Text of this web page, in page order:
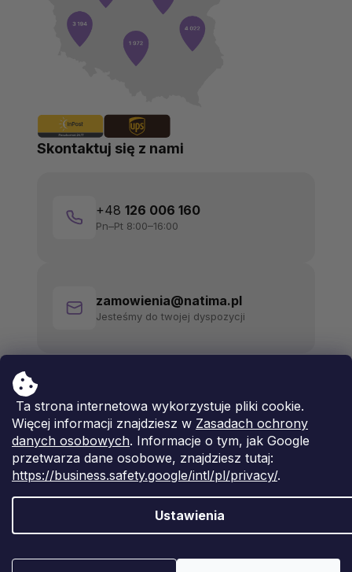
Ta strona internetowa wykorzystuje pliki cookie.
Więcej informacji znajdziesz w Zasadach ochrony
danych osobowych. Informacje o tym, jak Google
przetwarza dane osobowe, znajdziesz tutaj:
https://business.safety.google/intl/pl/privacy/.
Ustawienia
Skontaktuj się z nami
+48 126 006 160
Pn–Pt 8:00–16:00
zamowienia@natima.pl
Jesteśmy do twojej dyspozycji
Opracował Shoptet Premium
. Wszystkie prawa zastrzeżone.